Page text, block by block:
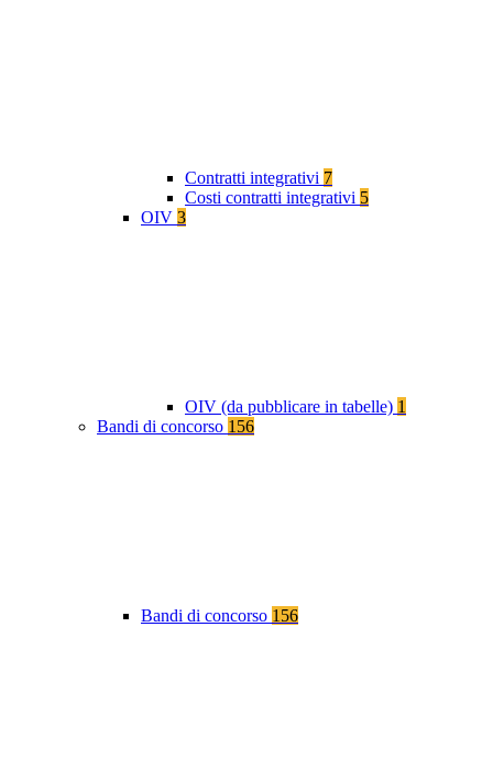
Contratti integrativi 7
Costi contratti integrativi 5
OIV 3
OIV (da pubblicare in tabelle) 1
Bandi di concorso 156
Bandi di concorso 156